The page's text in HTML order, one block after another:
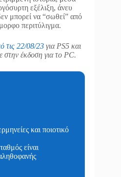
εξέλιξη, άνευ
μπορεί να “σωθεί” από
περιτύλιγμα.
τις 22/08/23 για PS5 και
έκδοση για το PC.
και ποιοτικό
είναι